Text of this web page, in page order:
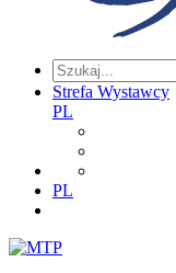
Strefa Wystawcy
PL
PL